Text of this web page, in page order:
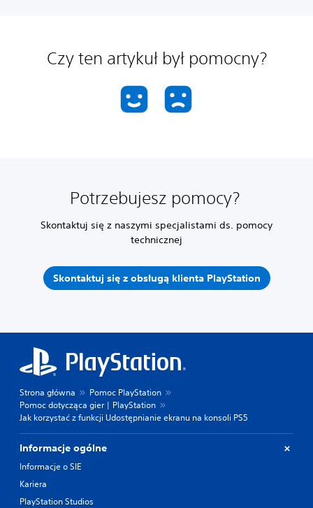
Czy ten artykuł był pomocny?
Potrzebujesz pomocy?
Skontaktuj się z naszymi specjalistami ds. pomocy
technicznej
Skontaktuj się z obsługą klienta PlayStation
Strona główna
Pomoc PlayStation
Pomoc dotycząca gier | PlayStation
Jak korzystać z funkcji Udostępnianie ekranu na konsoli PS5
Informacje ogólne
Informacje o SIE
Kariera
PlayStation Studios